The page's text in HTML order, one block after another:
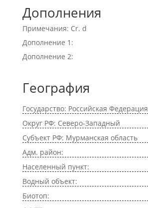
Дополнения
Примечания: Cr. d
Дополнение 1:
Дополнение 2:
География
Государство: Российская Федерация
Округ РФ: Северо-Западный
Субъект РФ: Мурманская область
Адм. район:
Населенный пункт:
Водный объект:
Биотоп: